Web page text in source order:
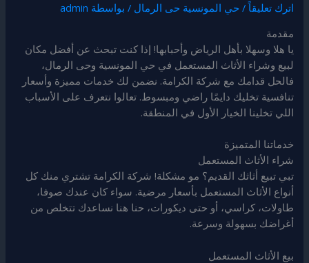
اترك تعليقاً / حي المونسية حى الرمال / بواسطة admin
مقدمة
يا هلا وسهلا بأهل الرياض وأحبابها! إذا كنت تبحث عن أفضل مكان
لبيع وشراء الأثاث المستعمل في حي المونسية وحى الرمال،
فالحل قدامك مع شركة الكرامة. نضمن لك خدمات مميزة وأسعار
تنافسية تخليك دايمًا راضي ومبسوط. تعالوا نتعرف على الأسباب
اللي تخلينا الخيار الأول في المنطقة.
خدماتنا المتميزة
شراء الأثاث المستعمل
تبي تبيع أثاثك القديم؟ مو مشكلة! شركة الكرامة تشتري منك كل
أنواع الأثاث المستعمل بأسعار مرضية. سواء كان عندك صوفا،
طاولات، كراسي، أو حتى ديكورات، حنا هنا نساعدك تتخلص من
أغراضك بسهولة وسرعة.
بيع الأثاث المستعمل